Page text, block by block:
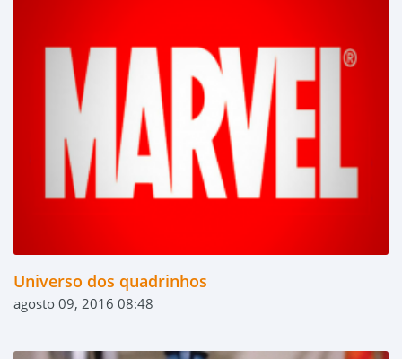
Universo dos quadrinhos
agosto 09, 2016 08:48